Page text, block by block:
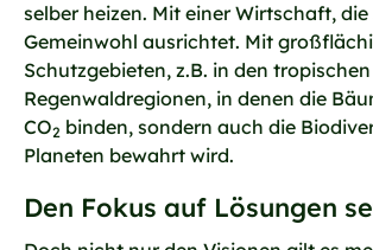
selber heizen. Mit einer Wirtschaft,
Gemeinwohl ausrichtet. Mit
Schutzgebieten, z.B. in den tropischen
Regenwaldregionen, in denen die
CO2 binden, sondern auch die
Planeten bewahrt wird.
Den Fokus auf Lösungen